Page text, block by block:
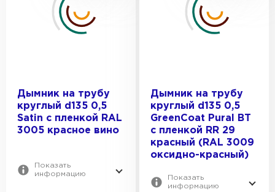
Дымник на трубу
круглый d135 0,5
Satin с пленкой RAL
3005 красное вино
Показать
информацию
Дымник на трубу
круглый d135 0,5
GreenСoat Pural BT
с пленкой RR 29
красный (RAL 3009
оксидно-красный)
Показать
информацию
Фальцевая кровля